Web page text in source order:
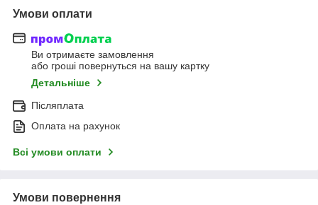
Умови оплати
Ви отримаєте замовлення
або гроші повернуться на вашу картку
Детальніше
Післяплата
Оплата на рахунок
Всі умови оплати
Умови повернення